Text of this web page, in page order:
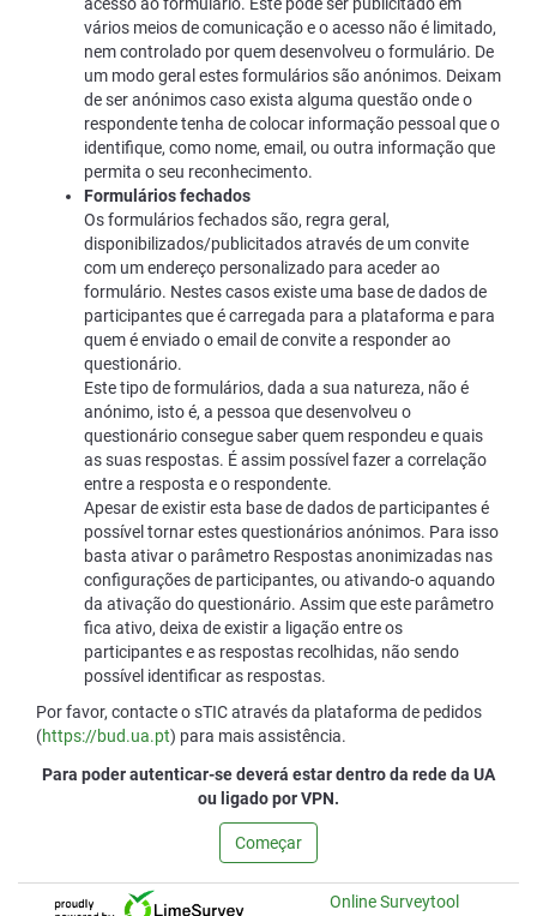
vários meios de comunicação e o acesso não é limitado,
nem controlado por quem desenvolveu o formulário. De
um modo geral estes formulários são anónimos. Deixam
de ser anónimos caso exista alguma questão onde o
respondente tenha de colocar informação pessoal que o
identifique, como nome, email, ou outra informação que
permita o seu reconhecimento.
Formulários fechados
Os formulários fechados são, regra geral,
disponibilizados/publicitados através de um convite
com um endereço personalizado para aceder ao
formulário. Nestes casos existe uma base de dados de
participantes que é carregada para a plataforma e para
quem é enviado o email de convite a responder ao
questionário.
Este tipo de formulários, dada a sua natureza, não é
anónimo, isto é, a pessoa que desenvolveu o
questionário consegue saber quem respondeu e quais
as suas respostas. É assim possível fazer a correlação
entre a resposta e o respondente.
Apesar de existir esta base de dados de participantes é
possível tornar estes questionários anónimos. Para isso
basta ativar o parâmetro Respostas anonimizadas nas
configurações de participantes, ou ativando-o aquando
da ativação do questionário. Assim que este parâmetro
fica ativo, deixa de existir a ligação entre os
participantes e as respostas recolhidas, não sendo
possível identificar as respostas.
Por favor, contacte o sTIC através da plataforma de pedidos
(https://bud.ua.pt) para mais assistência.
Para poder autenticar-se deverá estar dentro da rede da UA
ou ligado por VPN.
Começar
Online Surveytool